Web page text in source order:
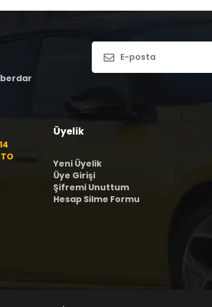
Üyelik
Yeni Üyelik
Üye Girişi
Şifremi Unuttum
Hesap Silme Formu